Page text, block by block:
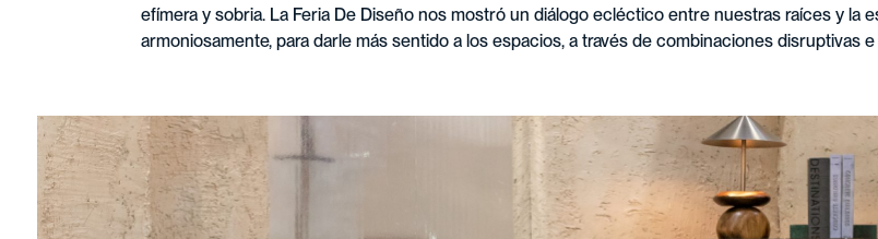
efímera y sobria. La Feria De Diseño nos mostró un diálogo ecléctico entre nuestras raíces y la
armoniosamente, para darle más sentido a los espacios, a través de combinaciones disruptivas